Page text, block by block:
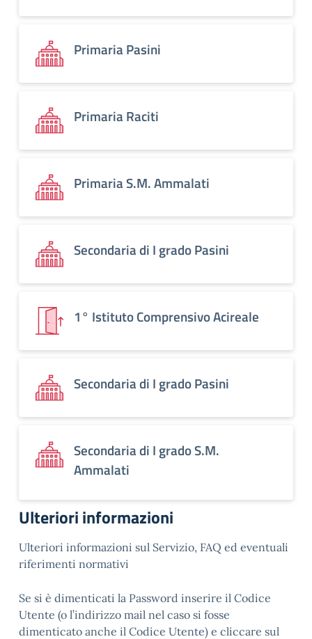
Primaria Pasini
Primaria Raciti
Primaria S.M. Ammalati
Secondaria di I grado Pasini
1° Istituto Comprensivo Acireale
Secondaria di I grado Pasini
Secondaria di I grado S.M.
Ammalati
Ulteriori informazioni
Ulteriori informazioni sul Servizio, FAQ ed eventuali
riferimenti normativi
Se si è dimenticati la Password inserire il Codice
Utente (o l’indirizzo mail nel caso si fosse
dimenticato anche il Codice Utente) e cliccare sul